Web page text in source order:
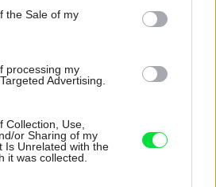
the Sale of my
processing my
Advertising.
Collection, Use,
or Sharing of my
Is Unrelated with the
it was collected.
ako kvalitné drevohliníkové okná
terasa so zaujímavo
a ľanové závesy. Aj to
ako o ňom hovoria jeho
.